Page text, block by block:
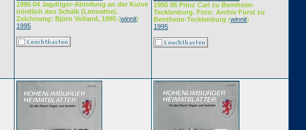
1995 04 Jagdtiger-Abteilung an der Kurve
nördlich des Schälk (Letmathe).
Zeichnung: Björn Volland, 1995 (winnit)
1995
1995 05 Prinz Carl zu Bentheim-
Tecklenburg. Foto: Archiv Fürst zu
Bentheim-Tecklenburg (winnit)
1995